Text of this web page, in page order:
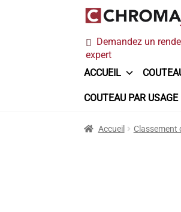
Aller
à
la
navigation
Aller
au
contenu
Demandez un
expert
ACCUEIL
COUTEAU PAR USAGE
AccueilChroma France
Accueil Classement